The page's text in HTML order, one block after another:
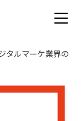
タルマーケ業界の